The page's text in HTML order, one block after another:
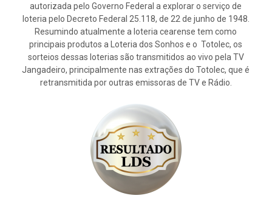
autorizada pelo Governo Federal a explorar o serviço de
loteria pelo Decreto Federal 25.118, de 22 de junho de 1948.
Resumindo atualmente a loteria cearense tem como
principais produtos a Loteria dos Sonhos e o Totolec, os
sorteios dessas loterias são transmitidos ao vivo pela TV
Jangadeiro, principalmente nas extrações do Totolec, que é
retransmitida por outras emissoras de TV e Rádio.